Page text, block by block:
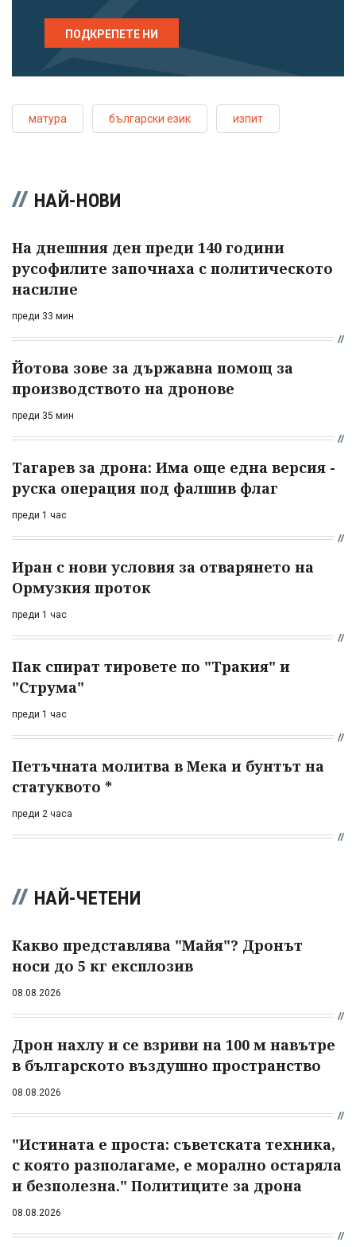
ПОДКРЕПЕТЕ НИ
матура български език изпит
НАЙ-НОВИ
На днешния ден преди 140 години
русофилите започнаха с политическото
насилие
преди 33 мин
Йотова зове за държавна помощ за
производството на дронове
преди 35 мин
Тагарев за дрона: Има още една версия -
руска операция под фалшив флаг
преди 1 час
Иран с нови условия за отварянето на
Ормузкия проток
преди 1 час
Пак спират тировете по "Тракия" и
"Струма"
преди 1 час
Петъчната молитва в Мека и бунтът на
статуквото *
преди 2 часа
НАЙ-ЧЕТЕНИ
Какво представлява "Майя"? Дронът
носи до 5 кг експлозив
08.08.2026
Дрон нахлу и се взриви на 100 м навътре
в българското въздушно пространство
08.08.2026
"Истината е проста: съветската техника,
с която разполагаме, е морално остаряла
и безполезна." Политиците за дрона
08.08.2026